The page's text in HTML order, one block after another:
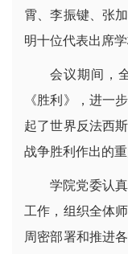
霄、李振键、张
明十位代表出席
会议期间，
《胜利》，进一
起了世界反法西
战争胜利作出的重
学院党委认
工作，组织全体
周密部署和推进